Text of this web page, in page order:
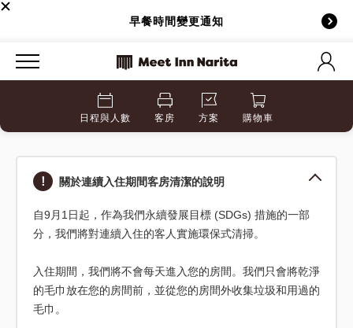
早餐時間變更通知
日程與人數 客房 方案 購物車
關於連續入住期間客房清潔的說明
自9月1日起，作為我們永續發展目標 (SDGs) 措施的一部
分，我們將對連續入住的客人實施環保式清掃。
入住期間，我們將不會每天進入您的房間。我們只會將乾淨
的毛巾放在您的房間前，並從您的房間外收集垃圾和用過的
毛巾。